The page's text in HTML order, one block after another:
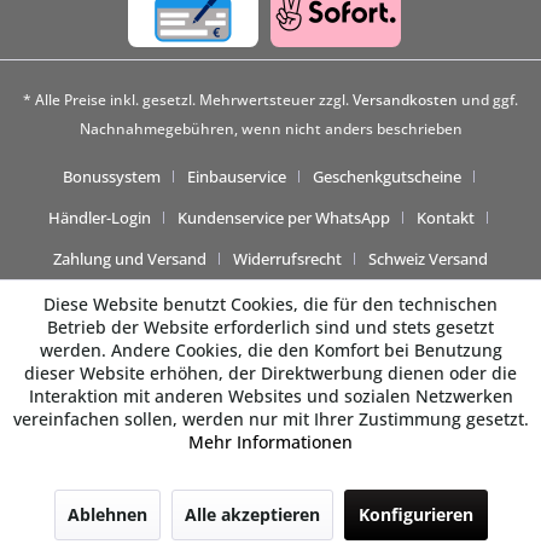
Beratung gewünscht? 💬
* Alle Preise inkl. gesetzl. Mehrwertsteuer zzgl.Versandkosten und ggf.
Nachnahmegebühren, wenn nicht anders beschrieben
Bonussystem Einbauservice
Geschenkgutscheine
Händler-Login
Kundenservice per WhatsApp
Kontakt
Zahlung und Versand
Widerrufsrecht Schweiz Versand
Diese Website benutzt Cookies, die für den technischen
Betrieb der Website erforderlich sind und stets gesetzt
werden. Andere Cookies, die den Komfort bei Benutzung
dieser Website erhöhen, der Direktwerbung dienen oder die
Interaktion mit anderen Websites und sozialen Netzwerken
vereinfachen sollen, werden nur mit Ihrer Zustimmung gesetzt.
Mehr Informationen
Ablehnen Alle akzeptieren Konfigurieren